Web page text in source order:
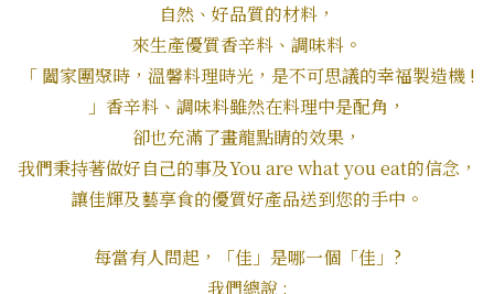
自然、好品質的材料，
來生產優質香辛料、調味料。
「 闔家團聚時，溫馨料理時光，是不可思議的幸福製造機 !
」香辛料、調味料雖然在料理中是配角，
卻也充滿了畫龍點睛的效果，
我們秉持著做好自己的事及You are what you eat的信念，
讓佳輝及藝享食的優質好產品送到您的手中。
每當有人問起，「佳」是哪一個「佳」?
我們總說 :